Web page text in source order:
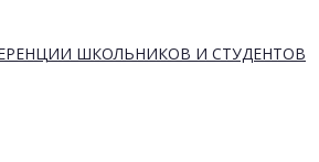
ШКОЛЬНИКОВ И СТУДЕНТОВ